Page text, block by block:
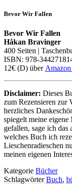
Bevor Wir Fallen
Bevor Wir Fallen
Håkan Bravinger
400 Seiten |
ISBN: 978-
12€ (D) über Amazon
Disclaimer: Dieses
zum Rezensieren zur
herzliches
spiegelt meine
gefallen, sage ich das
welches Buch ich
Lieschenradieschen
meinen eigenen
Kategorie Bücher
SchlagwörterBuch,